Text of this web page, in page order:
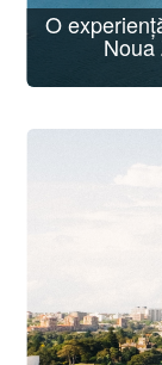
O
Noua